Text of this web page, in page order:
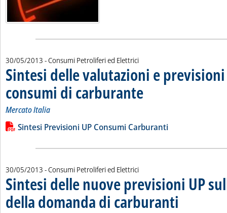
30/05/2013 - Consumi Petroliferi ed Elettrici
Sintesi delle valutazioni e previsioni
consumi di carburante . Sottotitolo: Mercato Italia
. Pubblicata giovedì 30 maggio
Mercato Italia
Leggi tutta la notizia: 'Sintesi delle valutazioni e previsioni
Lista allegati PDF alla notizia
Sintesi Previsioni UP Consumi Carburanti
30/05/2013 - Consumi Petroliferi ed Elettrici
Sintesi delle nuove previsioni UP
della domanda di carburanti